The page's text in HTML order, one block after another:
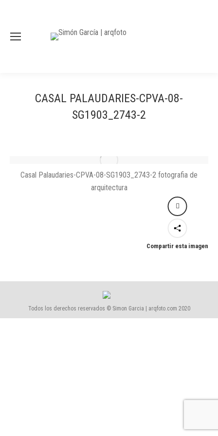
CASAL PALAUDARIES-CPVA-08-
SG1903_2743-2
Casal Palaudaries-CPVA-08-SG1903_2743-2 fotografia de
arquitectura
Compartir esta imagen
Todos los derechos reservados © Simon Garcia | arqfoto.com 2020